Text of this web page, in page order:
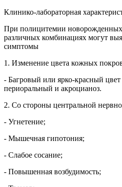
Клинико-лабораторная
При полицитемии новорожденных
различных комбинациях могут
симптомы
1. Изменение цвета кожных
- Багровый или ярко-красный
периоральный и акроцианоз.
2. Со стороны центральной
- Угнетение;
- Мышечная гипотония;
- Слабое сосание;
- Повышенная возбудимость;